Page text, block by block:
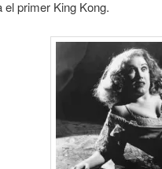
el primer King Kong.